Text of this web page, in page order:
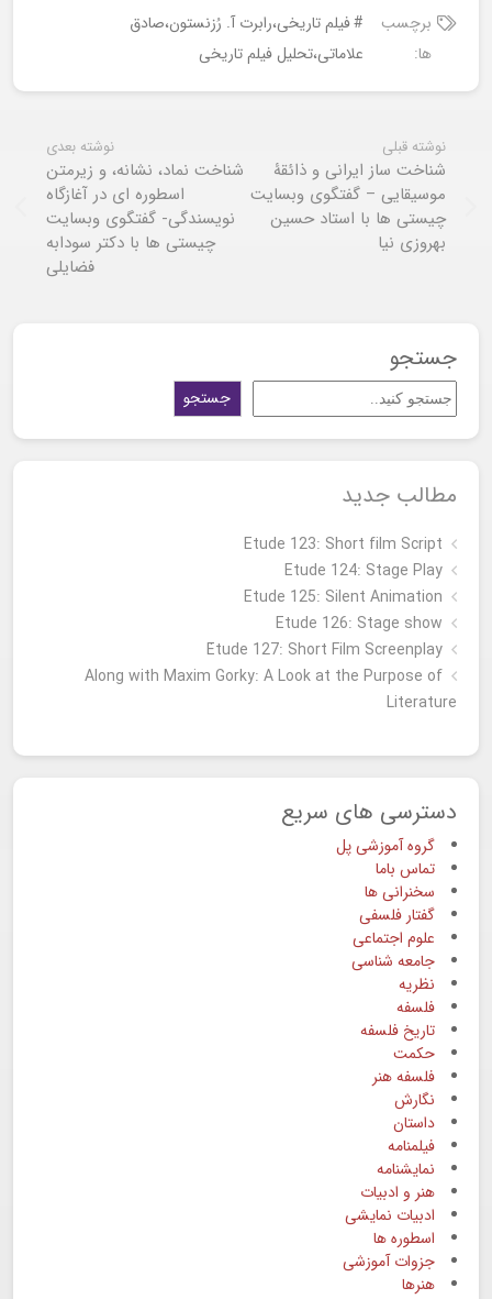
برچسب
ها:
فیلم تاریخی،رابرت آ. رُزنستون،صادق
علاماتی،تحلیل فیلم تاریخی
نوشته قبلی
شناخت ساز ایرانی و ذائقۀ
موسیقایی – گفتگوی وبسایت
چیستی ها با استاد حسین
بهروزی نیا
نوشته بعدی
شناخت نماد، نشانه، و زیرمتن
اسطوره ای در آغازگاه
نویسندگی- گفتگوی وبسایت
چیستی ها با دکتر سودابه
فضایلی
جستجو
جستجو
مطالب جدید
Etude 123: Short film Script
Etude 124: Stage Play
Etude 125: Silent Animation
Etude 126: Stage show
Étude 127: Short Film Screenplay
Along with Maxim Gorky: A Look at the Purpose of
Literature
دسترسی های سریع
گروه آموزشی پل
تماس باما
سخنرانی ها
گفتار فلسفی
علوم اجتماعی
جامعه شناسی
نظریه
فلسفه
تاریخ فلسفه
حکمت
فلسفه هنر
نگارش
داستان
فیلمنامه
نمایشنامه
هنر و ادبیات
ادبیات نمایشی
اسطوره ها
جزوات آموزشی
هنرها